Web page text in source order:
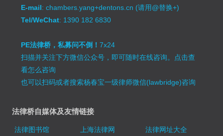
E-mail: chambers.yang+dentons.cn (请用@替换+)
Tel/WeChat: 1390 182 6830
PE法律桥，私募问不倒！7x24
扫描并关注下方微信公众号，即可随时在线咨询。 点击查
看怎么咨询
也可以扫码或者搜索杨春宝一级律师微信(lawbridge)咨询
法律桥自媒体及友情链接
法律图书馆 上海法律网
法律网址大全